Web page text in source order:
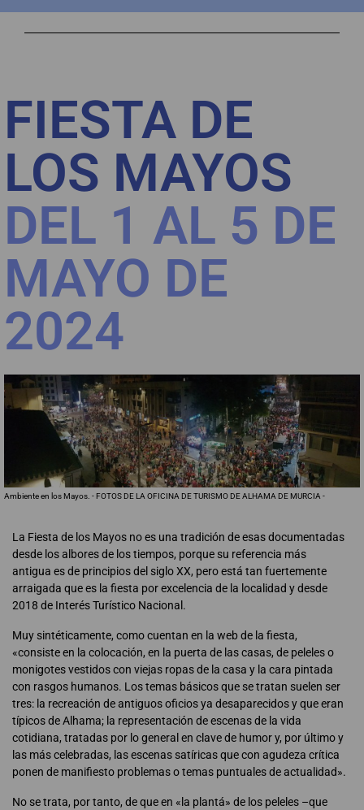
FIESTA DE
LOS MAYOS
DEL 1 AL 5 DE
MAYO DE
2024
Ambiente en los Mayos. - FOTOS DE LA OFICINA DE TURISMO DE ALHAMA DE MURCIA -
La Fiesta de los Mayos no es una tradición de esas documentadas
desde los albores de los tiempos, porque su referencia más
antigua es de principios del siglo XX, pero está tan fuertemente
arraigada que es la fiesta por excelencia de la localidad y desde
2018 de Interés Turístico Nacional.
Muy sintéticamente, como cuentan en la web de la fiesta,
«consiste en la colocación, en la puerta de las casas, de peleles o
monigotes vestidos con viejas ropas de la casa y la cara pintada
con rasgos humanos. Los temas básicos que se tratan suelen ser
tres: la recreación de antiguos oficios ya desaparecidos y que eran
típicos de Alhama; la representación de escenas de la vida
cotidiana, tratadas por lo general en clave de humor y, por último y
las más celebradas, las escenas satíricas que con agudeza crítica
ponen de manifiesto problemas o temas puntuales de actualidad».
No se trata, por tanto, de que en «la plantá» de los peleles –que